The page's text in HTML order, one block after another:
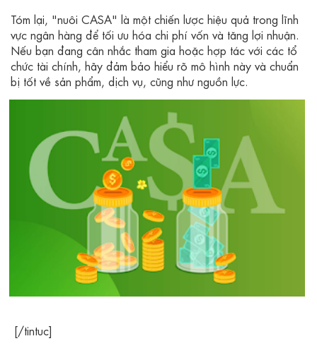
Tóm lại, "nuôi CASA" là một chiến lược hiệu quả trong lĩnh
vực ngân hàng để tối ưu hóa chi phí vốn và tăng lợi nhuận.
Nếu bạn đang cân nhắc tham gia hoặc hợp tác với các tổ
chức tài chính, hãy đảm bảo hiểu rõ mô hình này và chuẩn
bị tốt về sản phẩm, dịch vụ, cũng như nguồn lực.
[/tintuc]